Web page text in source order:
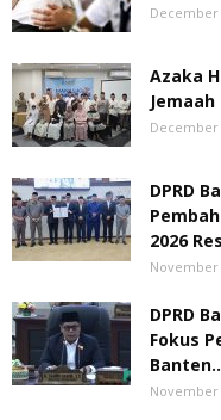
December
Azaka
December
DPRD
2026
November
DPRD
Fokus
November